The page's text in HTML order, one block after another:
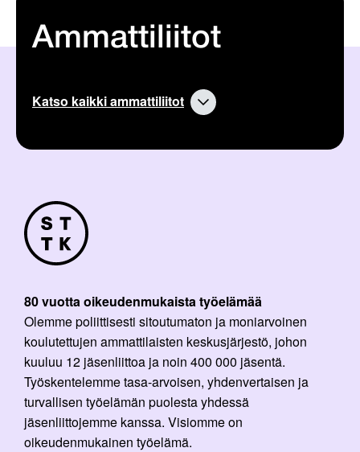
Ammattiliitot
Katso kaikki ammattiliitot
80 vuotta oikeudenmukaista työelämää
Olemme poliittisesti sitoutumaton ja moniarvoinen
koulutettujen ammattilaisten keskusjärjestö, johon
kuuluu 12 jäsenliittoa ja noin 400 000 jäsentä.
Työskentelemme tasa-arvoisen, yhdenvertaisen ja
turvallisen työelämän puolesta yhdessä
jäsenliittojemme kanssa. Visiomme on
oikeudenmukainen työelämä.